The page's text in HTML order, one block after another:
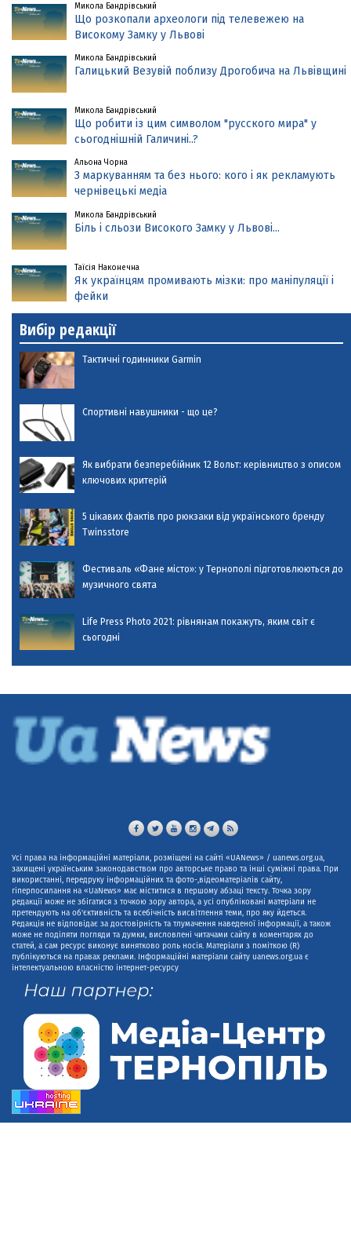
Микола Бандрівський
Що розкопали археологи під телевежею на
Високому Замку у Львові
Микола Бандрівський
Галицький Везувій поблизу Дрогобича на Львівщині
Микола Бандрівський
Що робити із цим символом "русского мира" у
сьогоднішній Галичині..?
Альона Чорна
З маркуванням та без нього: кого і як рекламують
чернівецькі медіа
Микола Бандрівський
Біль і сльози Високого Замку у Львові...
Таїсія Наконечна
Як українцям промивають мізки: про маніпуляції і
фейки
Вибір редакції
Тактичні годинники Garmin
Спортивні навушники - що це?
Як вибрати безперебійник 12 Вольт: керівництво з описом
ключових критерій
5 цікавих фактів про рюкзаки від українського бренду
Twinsstore
Фестиваль «Фане місто»: у Тернополі підготовлюються до
музичного свята
Life Press Photo 2021: рівнянам покажуть, яким світ є
сьогодні
Усі права на інформаційні матеріали, розміщені на сайті «UANews» / uanews.org.ua,
захищені українським законодавством про авторське право та інші суміжні права. При
використанні, передруку інформаційних та фото-,відеоматеріалів сайту,
гіперпосилання на «UaNews» має міститися в першому абзаці тексту. Точка зору
редакції може не збігатися з точкою зору автора, а усі опубліковані матеріали не
претендують на об'єктивність та всебічність висвітлення теми, про яку йдеться.
Редакція не відповідає за достовірність та тлумачення наведеної інформації, а також
може не поділяти погляди та думки, висловлені читачами сайту в коментарях до
статей, а сам ресурс виконує винятково роль носія. Матеріали з поміткою (R)
публікуються на правах реклами. Інформаційні матеріали сайту uanews.org.ua є
інтелектуальною власністю інтернет-ресурсу